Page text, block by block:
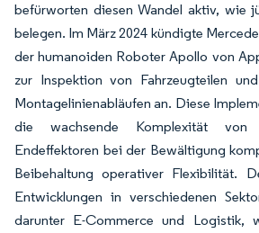
befürworten diesen Wandel aktiv, wie
belegen. Im März 2024 kündigte
der humanoiden Roboter Apollo von
zur Inspektion von Fahrzeugteilen
Montagelinienabläufen an. Diese
die wachsende Komplexität von
Endeffektoren bei der Bewältigung
Beibehaltung operativer Flexibilität.
Entwicklungen in verschiedenen
darunter E-Commerce und Logistik,